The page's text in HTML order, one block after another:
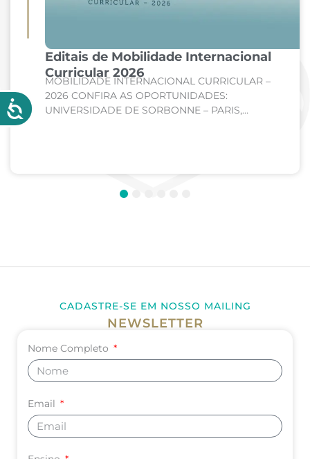
Editais de Mobilidade Internacional
Curricular 2026
MOBILIDADE INTERNACIONAL CURRICULAR –
2026 CONFIRA AS OPORTUNIDADES:
UNIVERSIDADE DE SORBONNE – PARIS,
4
CADASTRE-SE EM NOSSO MAILING
NEWSLETTER
Nome Completo
Email